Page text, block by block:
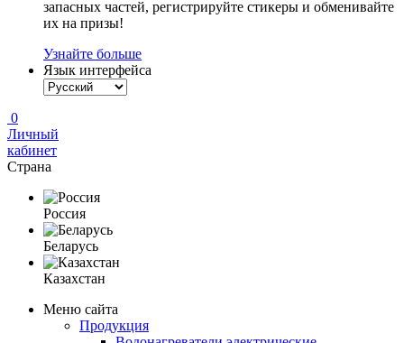
запасных частей, регистрируйте стикеры и обменивайте
их на призы!
Узнайте больше
Язык интерфейса
0
Личный
кабинет
Страна
Россия
Беларусь
Казахстан
Меню сайта
Продукция